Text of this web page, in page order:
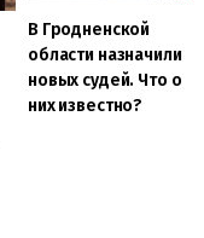
В Гродненской
области назначили
новых судей. Что о
них известно?